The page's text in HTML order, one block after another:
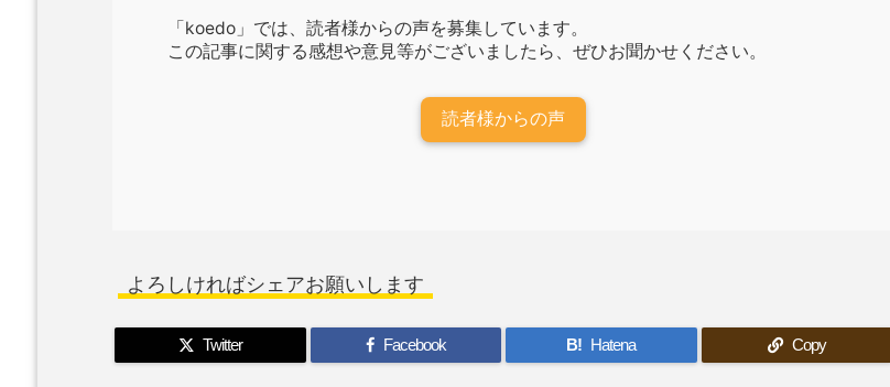
「koedo」では、読者様からの声を募集しています。
この記事に関する感想や意見等がございましたら、ぜひお聞かせください。
読者様からの声
よろしければシェアお願いします
Twitter Facebook B! Hatena Copy